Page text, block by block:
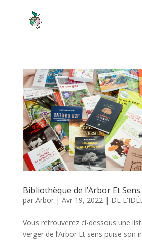
Bibliothèque de l’Arbor Et Sens.
par Arbor| Avr 19, 2022| DE
Vous retrouverez ci-dessous une
verger de l’Arbor Et sens puise son